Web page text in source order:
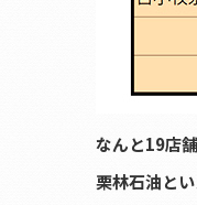
なんと19店
栗林石油とい